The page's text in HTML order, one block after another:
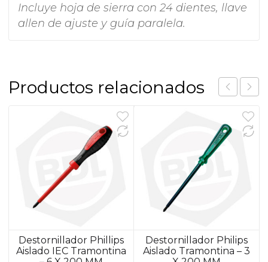
Incluye hoja de sierra con 24 dientes, llave
allen de ajuste y guía paralela.
Productos relacionados
Destornillador Phillips
Aislado IEC Tramontina
Destornillador Philips
Aislado Tramontina – 3